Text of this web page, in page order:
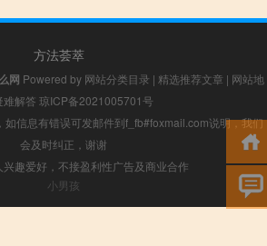
方法荟萃
网 Powered by 网站分类目录 | 精选推荐文章 | 网站地
难解答 琼ICP备2021005701号
如信息有错误可发邮件到f_fb#foxmail.com说明，我们
会及时纠正，谢谢
趣爱好，不接盈利性广告及商业合作
小男孩